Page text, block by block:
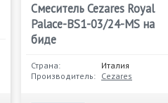
Смеситель Cezares Royal
Palace-BS1-03/24-MS на
биде
Страна:
Италия
Производитель: Cezares